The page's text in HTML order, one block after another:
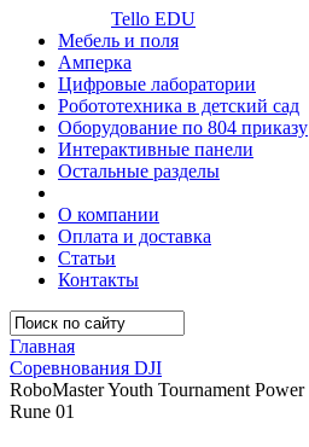
Tello EDU
Мебель и поля
Амперка
Цифровые лаборатории
Робототехника в детский сад
Оборудование по 804 приказу
Интерактивные панели
Остальные разделы
О компании
Оплата и доставка
Статьи
Контакты
Главная
Соревнования DJI
RoboMaster Youth Tournament Power
Rune 01